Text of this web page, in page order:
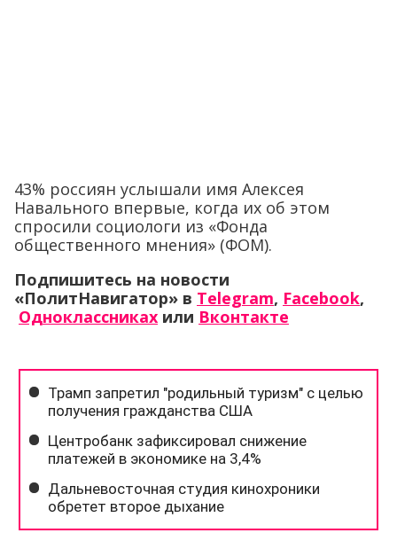
43% россиян услышали имя Алексея
Навального впервые, когда их об этом
спросили социологи из «Фонда
общественного мнения» (ФОМ).
Подпишитесь на новости
«ПолитНавигатор» в Telegram, Facebook,
Одноклассниках или Вконтакте